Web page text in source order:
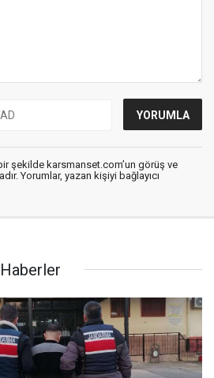
şekilde karsmanset.com’un görüş ve
Yorumlar, yazan kişiyi bağlayıcı